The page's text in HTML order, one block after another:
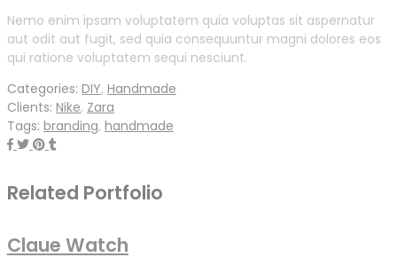
Nemo enim ipsam voluptatem quia voluptas sit aspernatur
aut odit aut fugit, sed quia consequuntur magni dolores eos
qui ratione voluptatem sequi nesciunt.
Categories: DIY, Handmade
Clients: Nike, Zara
Tags: branding, handmade
Related Portfolio
Claue Watch